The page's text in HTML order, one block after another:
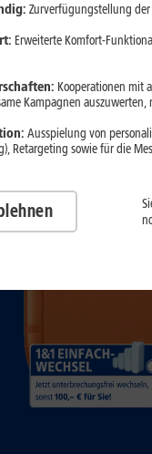
Zurverfügungstellung
Erweiterte Komfort-
Kooperationen mit
Kampagnen
Ausspielung von
Retargeting sowie für die